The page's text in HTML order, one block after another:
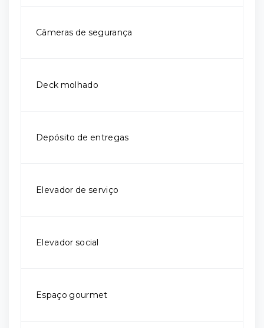
Câmeras de segurança
Deck molhado
Depósito de entregas
Elevador de serviço
Elevador social
Espaço gourmet